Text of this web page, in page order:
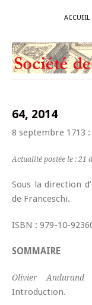
ACCUEIL
64, 2014
8 septembre 1713
Actualité postée le : 21
Sous la direction
de Franceschi.
ISBN : 979-10-
SOMMAIRE
Olivier
Introduction.